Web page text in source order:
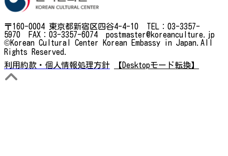
〒160-0004 東京都新宿区四谷4-4-10 TEL：03-3357-
5970 FAX：03-3357-6074 postmaster@koreanculture.jp
©Korean Cultural Center Korean Embassy in Japan.All
Rights Reserved.
利用約款・個人情報処理方針
【Desktopモード転換】